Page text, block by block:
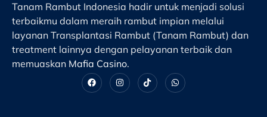
Tanam Rambut Indonesia hadir untuk menjadi solusi
terbaikmu dalam meraih rambut impian melalui
layanan Transplantasi Rambut (Tanam Rambut) dan
treatment lainnya dengan pelayanan terbaik dan
memuaskan Mafia Casino.